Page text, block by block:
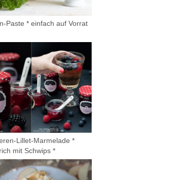
Paste * einfach auf Vorrat
Lillet-Marmelade *
mit Schwips *